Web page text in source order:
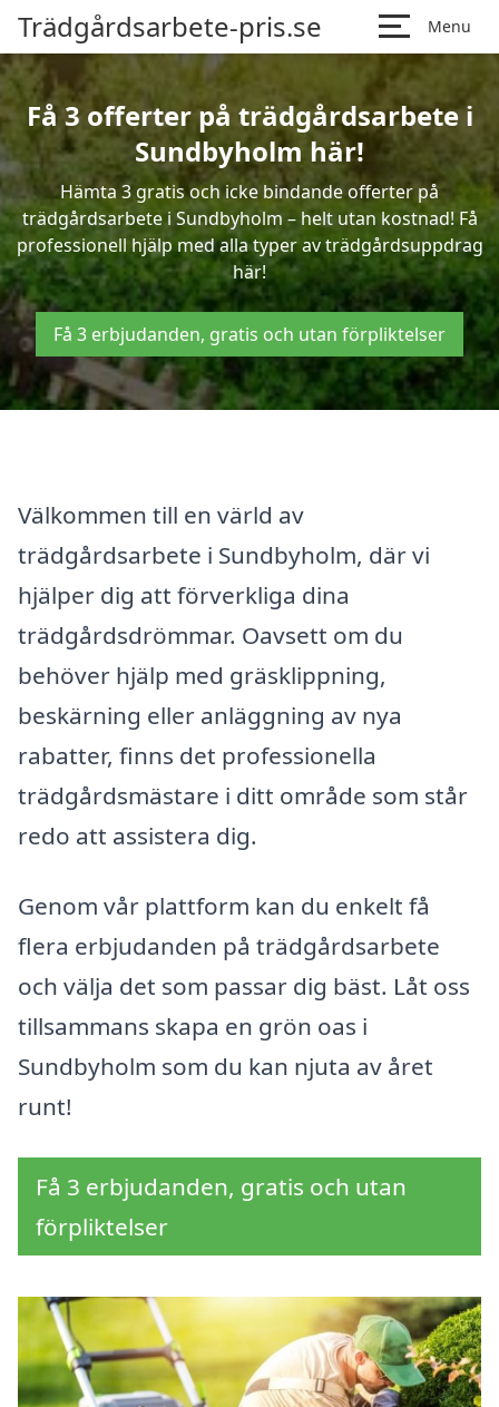
Trädgårdsarbete-pris.se Menu
Få 3 offerter på trädgårdsarbete i
Sundbyholm här!
Hämta 3 gratis och icke bindande offerter på
trädgårdsarbete i Sundbyholm – helt utan kostnad! Få
professionell hjälp med alla typer av trädgårdsuppdrag
här!
Få 3 erbjudanden, gratis och utan förpliktelser
Välkommen till en värld av
trädgårdsarbete i Sundbyholm, där vi
hjälper dig att förverkliga dina
trädgårdsdrömmar. Oavsett om du
behöver hjälp med gräsklippning,
beskärning eller anläggning av nya
rabatter, finns det professionella
trädgårdsmästare i ditt område som står
redo att assistera dig.
Genom vår plattform kan du enkelt få
flera erbjudanden på trädgårdsarbete
och välja det som passar dig bäst. Låt oss
tillsammans skapa en grön oas i
Sundbyholm som du kan njuta av året
runt!
Få 3 erbjudanden, gratis och utan
förpliktelser